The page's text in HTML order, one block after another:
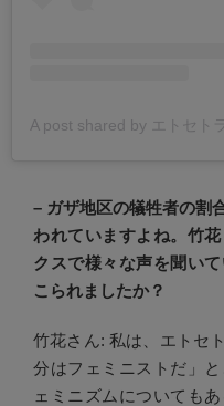
– ガザ地区の犠牲者の割
われていますよね。竹
クスで様々な声を聞い
こられましたか？
竹花さん: 私は、エトセ
分はフェミニストだ」
ェミニズムについても